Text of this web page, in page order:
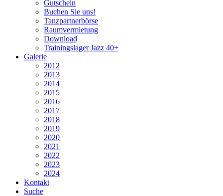
Gutschein
Buchen Sie uns!
Tanzpartnerbörse
Raumvermietung
Download
Trainingslager Jazz 40+
Galerie
2012
2013
2014
2015
2016
2017
2018
2019
2020
2021
2022
2023
2024
Kontakt
Suche